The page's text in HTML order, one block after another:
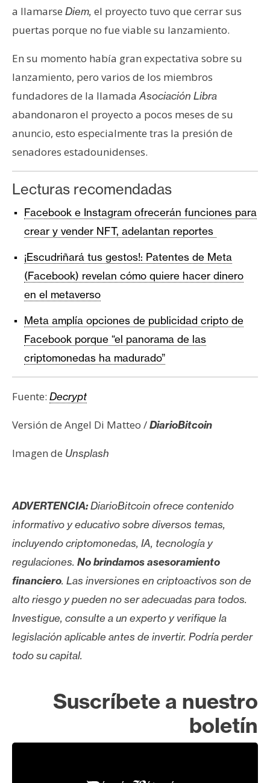
a llamarse Diem, el proyecto tuvo que cerrar sus
puertas porque no fue viable su lanzamiento.
En su momento había gran expectativa sobre su
lanzamiento, pero varios de los miembros
fundadores de la llamadaAsociación Libra
abandonaron el proyecto a pocos meses de su
anuncio, esto especialmente tras la presión de
senadores estadounidenses.
Lecturas recomendadas
Facebook e Instagram ofrecerán funciones para
crear y vender NFT, adelantan reportes
¡Escudriñará tus gestos!: Patentes de Meta
(Facebook) revelan cómo quiere hacer dinero
en el metaverso
Meta amplía opciones de publicidad cripto de
Facebook porque “el panorama de las
criptomonedas ha madurado”
Fuente: Decrypt
Versión de Angel Di Matteo /DiarioBitcoin
Imagen de Unsplash
ADVERTENCIA:DiarioBitcoin ofrece contenido
informativo y educativo sobre diversos temas,
incluyendo criptomonedas, IA, tecnología y
regulaciones. No brindamos asesoramiento
financiero. Las inversiones en criptoactivos son de
alto riesgo y pueden no ser adecuadas para todos.
Investigue, consulte a un experto y verifique la
legislación aplicable antes de invertir. Podría perder
todo su capital.
Suscríbete a nuestro
boletín